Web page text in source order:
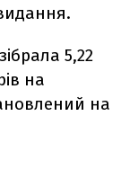
5,22
на
на